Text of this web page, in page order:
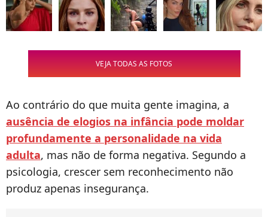
VEJA TODAS AS FOTOS
Ao contrário do que muita gente imagina, a
ausência de elogios na infância pode moldar
profundamente a personalidade na vida
adulta, mas não de forma negativa. Segundo a
psicologia, crescer sem reconhecimento não
produz apenas insegurança.